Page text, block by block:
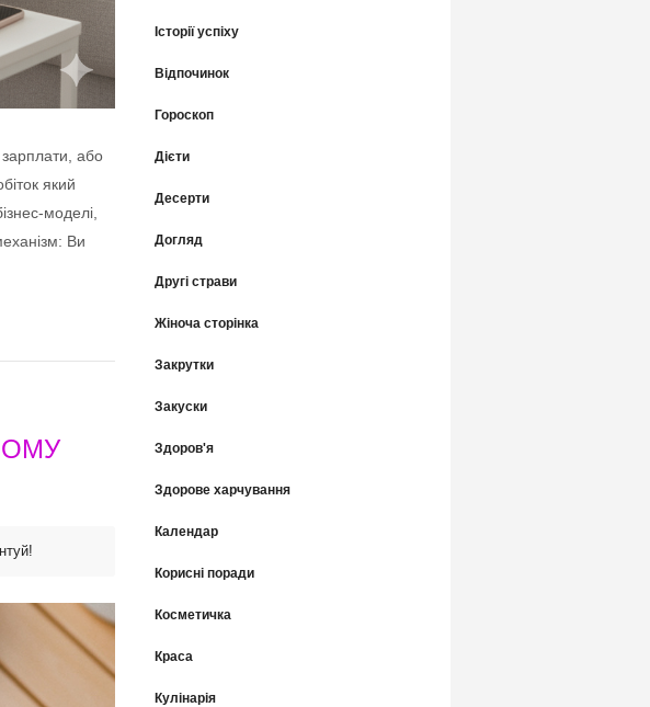
або
який
моделі,
Ви
Історії успіху
Відпочинок
Гороскоп
Дієти
Десерти
Догляд
Другі страви
Жіноча сторінка
Закрутки
Закуски
Здоров'я
Здорове харчування
Календар
Корисні поради
Косметичка
Краса
Кулінарія